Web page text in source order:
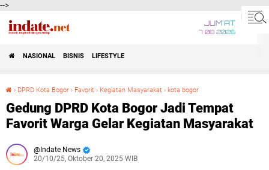
-->
JUM'AT
7 08 2026
NASIONAL BISNIS LIFESTYLE
› DPRD Kota Bogor › Favorit › Kegiatan Masyarakat › kota bogor
Gedung DPRD Kota Bogor Jadi Tempat
Favorit Warga Gelar Kegiatan Masyarakat
Indate News
20/10/25, Oktober 20, 2025 WIB